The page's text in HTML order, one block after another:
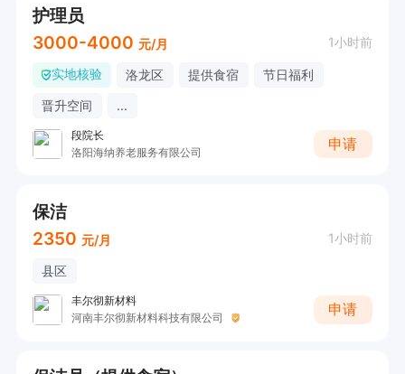
护理员
3000-4000 元/月 1小时前
实地核验 洛龙区 提供食宿
节日福利
晋升空间
...
段院长
洛阳海纳养老服务有限公司
申请
保洁
2350 元/月 1小时前
县区
丰尔彻新材料
河南丰尔彻新材料科技有限公司
申请